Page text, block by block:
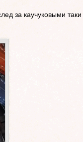
за каучуковыми таки